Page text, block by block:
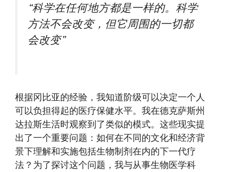
“科学在任何地方都是一样的。科学
方法不会改变，但它周围的一切都
会改变”
根据冈比亚的经验，我知道阶级可以决定一个人
可以负担得起的医疗保健水平。我在德克萨斯州
达拉斯生活时观察到了类似的模式。这些现实提
出了一个重要问题：如何在不同的文化和经济背
景下理解和实施包括生物制剂在内的下一代疗
法？为了探讨这个问题，我与从事生物医学科